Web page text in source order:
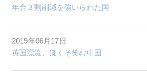
年金３割削減を強いられた国
2019年06月17日
英国漂流、ほくそ笑む中国